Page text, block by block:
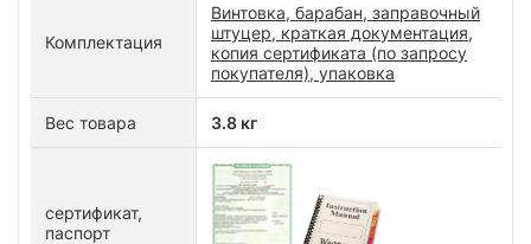
Комплектация
Винтовка, барабан, заправочный
штуцер, краткая документация,
копия сертификата (по запросу
покупателя), упаковка
Вес товара 3.8 кг
сертификат,
паспорт